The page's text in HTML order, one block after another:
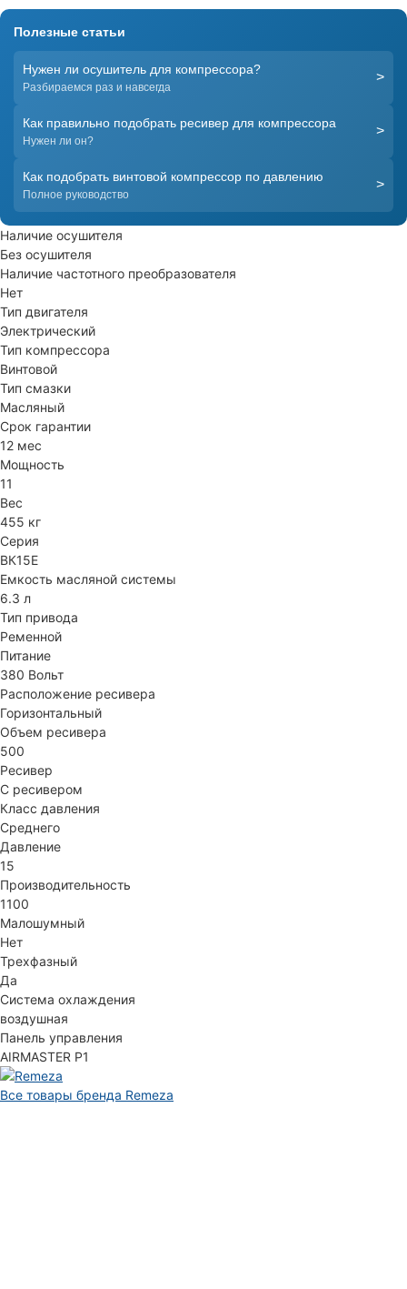
Полезные статьи
Нужен ли осушитель для компрессора?
Разбираемся раз и навсегда
>
Как правильно подобрать ресивер для компрессора
Нужен ли он?
>
Как подобрать винтовой компрессор по давлению
Полное руководство
>
Наличие осушителя
Без осушителя
Наличие частотного преобразователя
Нет
Тип двигателя
Электрический
Тип компрессора
Винтовой
Тип смазки
Масляный
Срок гарантии
12 мес
Мощность
11
Вес
455 кг
Серия
ВК15Е
Емкость масляной системы
6.3 л
Тип привода
Ременной
Питание
380 Вольт
Расположение ресивера
Горизонтальный
Объем ресивера
500
Ресивер
С ресивером
Класс давления
Среднего
Давление
15
Производительность
1100
Малошумный
Нет
Трехфазный
Да
Система охлаждения
воздушная
Панель управления
AIRMASTER P1
Все товары бренда Remeza